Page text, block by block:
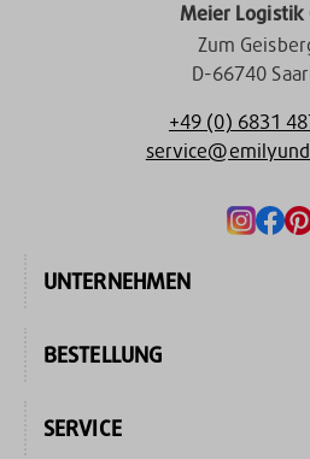
Meier Logistik
Zum
D-66740
+49 (0) 6831
UNTERNEHMEN
BESTELLUNG
SERVICE